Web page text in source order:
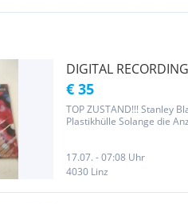
DIGITAL
€ 35
TOP ZUSTAND!!! Stanley
Plastikhülle Solange die
17.07. - 07:08 Uhr
4030 Linz